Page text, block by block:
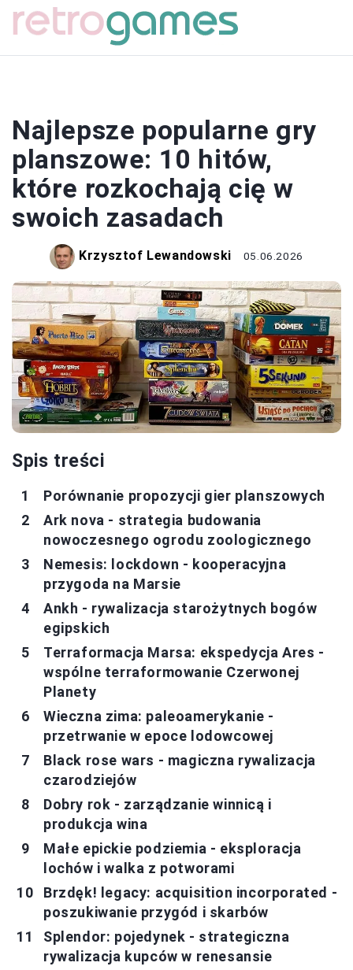
Najlepsze popularne gry
planszowe: 10 hitów,
które rozkochają cię w
swoich zasadach
Krzysztof Lewandowski 05.06.2026
Spis treści
Porównanie propozycji gier planszowych
Ark nova - strategia budowania
nowoczesnego ogrodu zoologicznego
Nemesis: lockdown - kooperacyjna
przygoda na Marsie
Ankh - rywalizacja starożytnych bogów
egipskich
Terraformacja Marsa: ekspedycja Ares -
wspólne terraformowanie Czerwonej
Planety
Wieczna zima: paleoamerykanie -
przetrwanie w epoce lodowcowej
Black rose wars - magiczna rywalizacja
czarodziejów
Dobry rok - zarządzanie winnicą i
produkcja wina
Małe epickie podziemia - eksploracja
lochów i walka z potworami
Brzdęk! legacy: acquisition incorporated -
poszukiwanie przygód i skarbów
Splendor: pojedynek - strategiczna
rywalizacja kupców w renesansie